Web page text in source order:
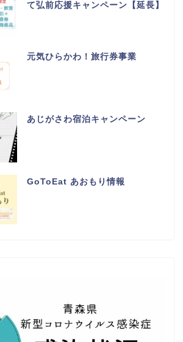
て弘前応援キャンペーン【延長】
元気ひらかわ！旅行券事業
あじがさわ宿泊キャンペーン
GoToEat あおもり情報